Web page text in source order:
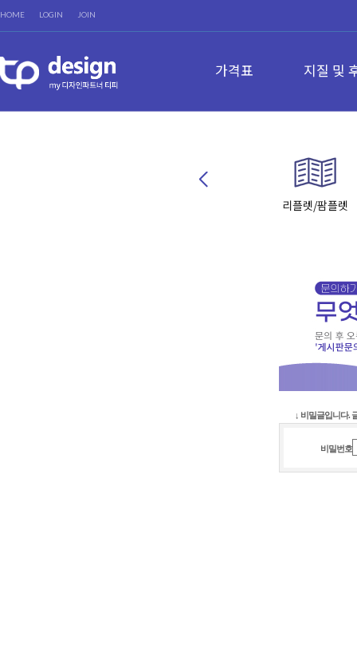
HOME LOGIN JOIN
가격표 지질 및
리플렛/팜플렛
↓ 비밀글입니다.
비밀번호